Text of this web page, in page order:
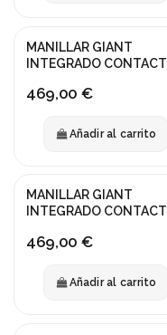
MANILLAR GIANT
INTEGRADO CONTACT
469,00 €
Añadir al carrito
MANILLAR GIANT
INTEGRADO CONTACT
469,00 €
Añadir al carrito